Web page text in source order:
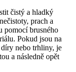
čistý a hladký
prach a
pomocí brusného
Pokud jsou na
nebo trhliny, je
a následně opět